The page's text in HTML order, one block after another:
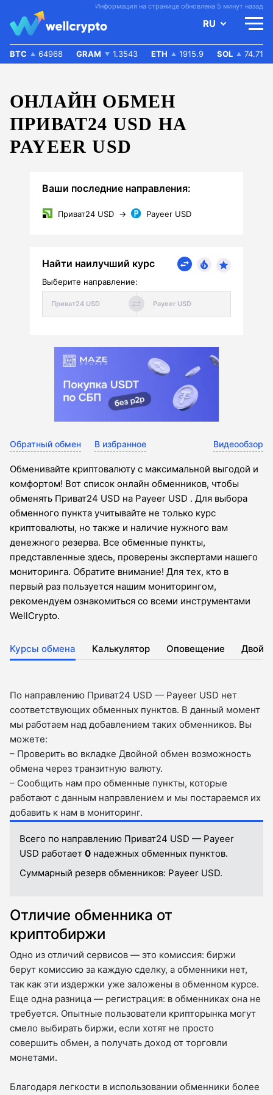
Информация на странице обновлена 5 минут назад
RU
BTC 64968 GRAM 1.3543 ETH 1915.9 SOL 74.71
ОНЛАЙН ОБМЕН
ПРИВАТ24 USD НА
PAYEER USD
Ваши последние направления:
Приват24 USD → Payeer USD
Найти наилучший курс
Выберите направление:
Обратный обмен В избранное Видеообзор
Обменивайте криптовалюту с максимальной выгодой и
комфортом! Вот список онлайн обменников, чтобы
обменять Приват24 USD на Payeer USD . Для выбора
обменного пункта учитывайте не только курс
криптовалюты, но также и наличие нужного вам
денежного резерва. Все обменные пункты,
представленные здесь, проверены экспертами нашего
мониторинга. Обратите внимание! Для тех, кто в
первый раз пользуется нашим мониторингом,
рекомендуем ознакомиться со всеми инструментами
WellCrypto.
Курсы обмена Калькулятор Оповещение
По направлению Приват24 USD — Payeer USD нет
соответствующих обменных пунктов. В данный момент
мы работаем над добавлением таких обменников. Вы
можете:
– Проверить во вкладкe Двойной обмен возможность
обмена через транзитную валюту.
– Сообщить нам про обменные пункты, которые
работают с данным направлением и мы постараемся их
добавить к нам в мониторинг.
Всего по направлению Приват24 USD — Payeer
USD работает 0 надежных обменных пунктов.
Суммарный резерв обменников: Payeer USD.
Отличие обменника от
криптобиржи
Одно из отличий сервисов — это комиссия: биржи
берут комиссию за каждую сделку, а обменники нет,
так как эти издержки уже заложены в обменном курсе.
Еще одна разница — регистрация: в обменниках она не
требуется. Опытные пользователи крипторынка могут
смело выбирать биржи, если хотят не просто
совершить обмен, а получать доход от торговли
монетами.
Благодаря легкости в использовании обменники более